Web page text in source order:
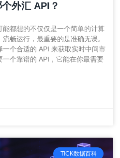
外汇 API？
都想的不仅仅是一个简单的计算
畅运行，最重要的是准确无误。
个合适的 API 来获取实时中间市
个靠谱的 API，它能在你最需要
TICK数据百科